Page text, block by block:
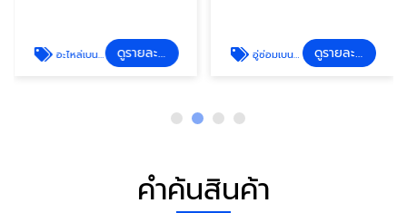
อะไหล่เบนซ์แท้มือสอง ดูรายละเอียด อู่ซ่อมเบนซ์ ที่ไหนดี ดูรายละเอียด
คำค้นสินค้า